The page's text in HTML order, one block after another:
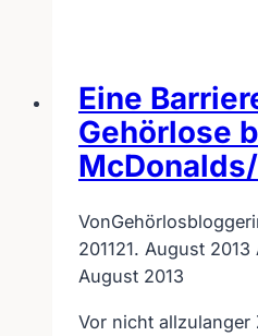
Eine
Gehörlose
Von
201121. August 2013
August 2013
Vor nicht